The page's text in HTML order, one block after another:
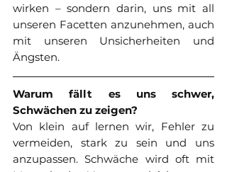
wirken – sondern darin, uns mit all
unseren Facetten anzunehmen, auch
mit unseren Unsicherheiten und
Ängsten.
Warum fällt es uns schwer,
Schwächen zu zeigen?
Von klein auf lernen wir, Fehler zu
vermeiden, stark zu sein und uns
anzupassen. Schwäche wird oft mit